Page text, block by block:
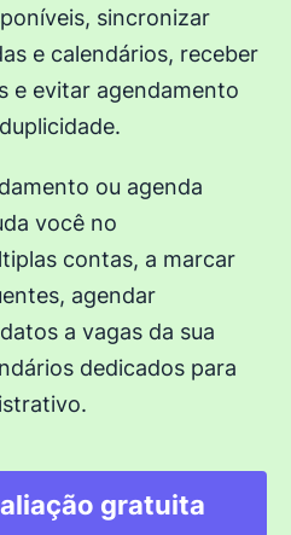
sincronizar
e calendários, receber
e evitar agendamento
ou agenda
você no
contas, a marcar
agendar
a vagas da sua
dedicados para
gratuita